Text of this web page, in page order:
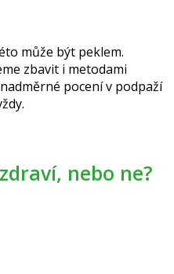
může být peklem.
zbavit i metodami
pocení v podpaží
nebo ne?